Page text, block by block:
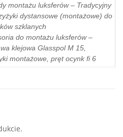
montażu luksferów – Tradycyjny
dystansowe (montażowe) do
szklanych
do montażu luksferów –
klejowa Glasspol M 15,
montażowe, pręt ocynk fi 6